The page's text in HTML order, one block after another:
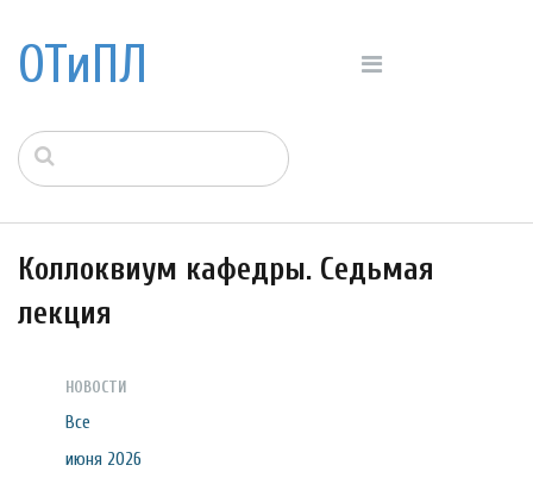
ОТиПЛ
Коллоквиум кафедры. Седьмая
лекция
НОВОСТИ
Все
июня 2026